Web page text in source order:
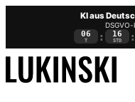
KI aus
06
T : 16
STD :